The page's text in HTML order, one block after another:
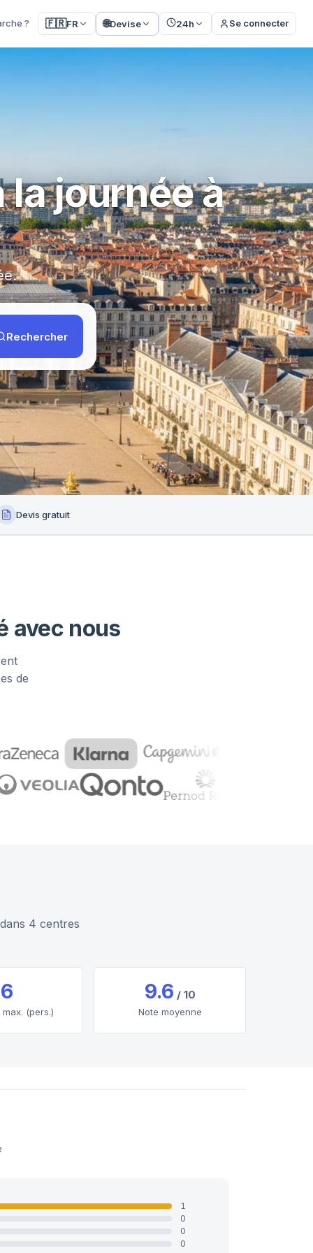
? 🇫🇷FR 🌐Devise 24h Se connecter
journée à
Rechercher
Devis gratuit
avec nous
de
4 centres
6
(pers.)
9.6 / 10
Note moyenne
1
0
0
0